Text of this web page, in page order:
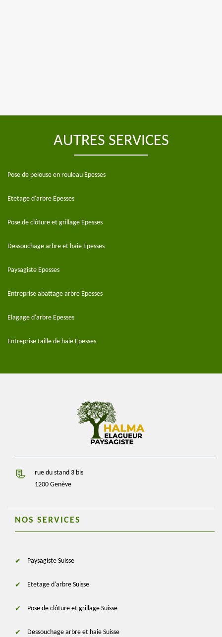
AUTRES SERVICES
Pose de pelouse en rouleau Epesses
Etetage d'arbre Epesses
Pose de clôture et grillage Epesses
Dessouchage arbre et haie Epesses
Paysagiste Epesses
Entreprise abattage arbre Epesses
Elagage d'arbre Epesses
Entreprise taille de haie Epesses
rue du stand 3 bis
1200 Genève
NOS SERVICES
Paysagiste Suisse
Etetage d'arbre Suisse
Pose de clôture et grillage Suisse
Dessouchage arbre et haie Suisse